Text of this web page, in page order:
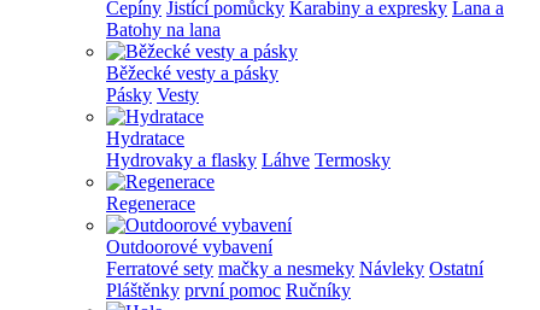
Cepíny Jistící pomůcky Karabiny a expresky Lana a
Batohy na lana
Běžecké vesty a pásky
Pásky Vesty
Hydratace
Hydrovaky a flasky Láhve Termosky
Regenerace
Outdoorové vybavení
Ferratové sety mačky a nesmeky Návleky Ostatní
Pláštěnky první pomoc Ručníky